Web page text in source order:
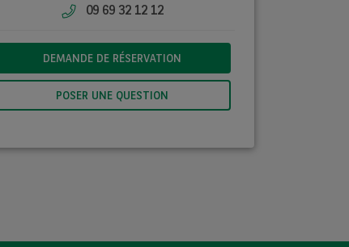
09 69 32 12 12
DEMANDE DE RÉSERVATION
POSER UNE QUESTION